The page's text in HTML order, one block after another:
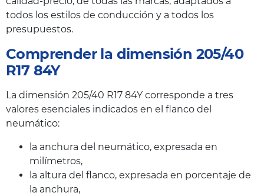
todos los estilos de conducción y a todos los
presupuestos.
Comprender la dimensión 205/40
R17 84Y
La dimensión 205/40 R17 84Y corresponde a tres
valores esenciales indicados en el flanco del
neumático:
la anchura del neumático, expresada en
milímetros,
la altura del flanco, expresada en porcentaje de
la anchura,